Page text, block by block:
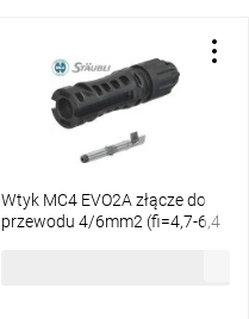
Wtyk MC4 EVO2A złącze do
przewodu 4/6mm2 (fi=4,7-6,4